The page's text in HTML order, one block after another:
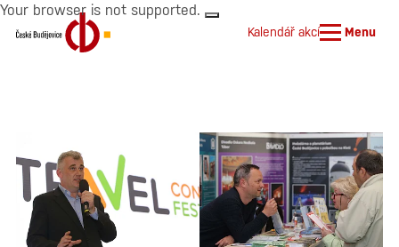
Your browser is not supported.
Kalendář akcí Menu